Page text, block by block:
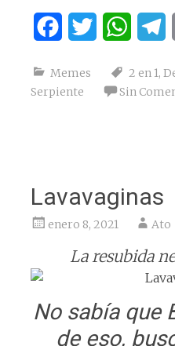
FacebookTwitter
Memes 2 en 1,
Serpiente
Sin
Lavavaginas
enero 8, 2021 Ato
La resubida
No sabía que
de eso,